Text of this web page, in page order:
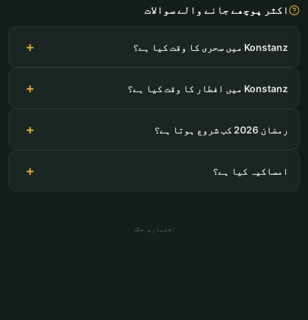
اکثر پوچھے جانے والے سوالات
Konstanz میں سحری کا وقت کیا ہے؟
Konstanz میں افطار کا وقت کیا ہے؟
رمضان 2026 کب شروع ہوتا ہے؟
امساکیہ کیا ہے؟
اشتہاری جگہ